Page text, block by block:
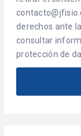
derechos ante
consultar
protección de